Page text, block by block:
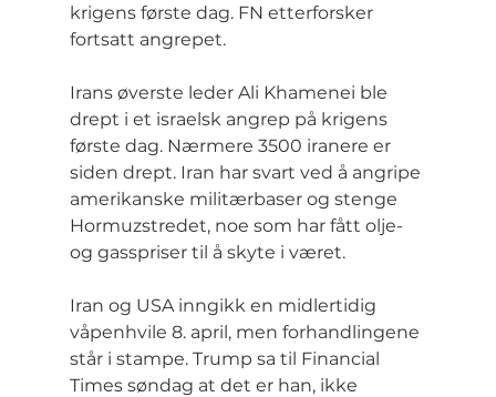
krigens første dag. FN etterforsker
fortsatt angrepet.
Irans øverste leder Ali Khamenei ble
drept i et israelsk angrep på krigens
første dag. Nærmere 3500 iranere er
siden drept. Iran har svart ved å angripe
amerikanske militærbaser og stenge
Hormuzstredet, noe som har fått olje-
og gasspriser til å skyte i været.
Iran og USA inngikk en midlertidig
våpenhvile 8. april, men forhandlingene
står i stampe. Trump sa til Financial
Times søndag at det er han, ikke